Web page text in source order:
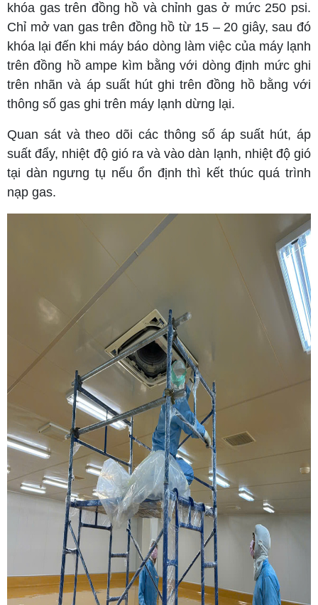
khóa gas trên đồng hồ và chỉnh gas ở mức 250 psi.
Chỉ mở van gas trên đồng hồ từ 15 – 20 giây, sau đó
khóa lại đến khi máy báo dòng làm việc của máy lạnh
trên đồng hồ ampe kìm bằng với dòng định mức ghi
trên nhãn và áp suất hút ghi trên đồng hồ bằng với
thông số gas ghi trên máy lạnh dừng lại.
Quan sát và theo dõi các thông số áp suất hút, áp
suất đẩy, nhiệt độ gió ra và vào dàn lạnh, nhiệt độ gió
tại dàn ngưng tụ nếu ổn định thì kết thúc quá trình
nạp gas.